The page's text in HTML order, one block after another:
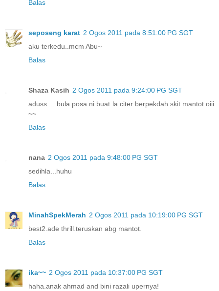
Balas
seposeng karat 2 Ogos 2011 pada 8:51:00 PG SGT
aku terkedu..mcm Abu~
Balas
Shaza Kasih 2 Ogos 2011 pada 9:24:00 PG SGT
aduss.... bula posa ni buat la citer berpekdah skit mantot oiii
~~
Balas
nana 2 Ogos 2011 pada 9:48:00 PG SGT
sedihla...huhu
Balas
MinahSpekMerah 2 Ogos 2011 pada 10:19:00 PG SGT
best2.ade thrill.teruskan abg mantot.
Balas
ika~~ 2 Ogos 2011 pada 10:37:00 PG SGT
haha.anak ahmad and bini razali upernya!